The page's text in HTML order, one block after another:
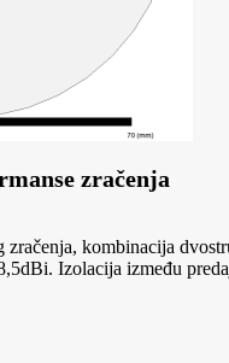
zračenja
kombinacija
Izolacija između